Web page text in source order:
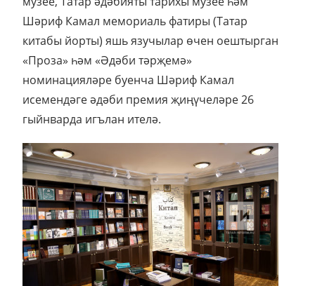
Шәриф Камал мемориаль фатиры (Татар
китабы йорты) яшь язучылар өчен оештырган
«Проза» һәм «Әдәби тәрҗемә»
номинацияләре буенча Шәриф Камал
исемендәге әдәби премия җиңүчеләре 26
гыйнварда игълан ителә.